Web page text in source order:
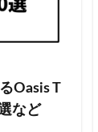
Oasis T
など